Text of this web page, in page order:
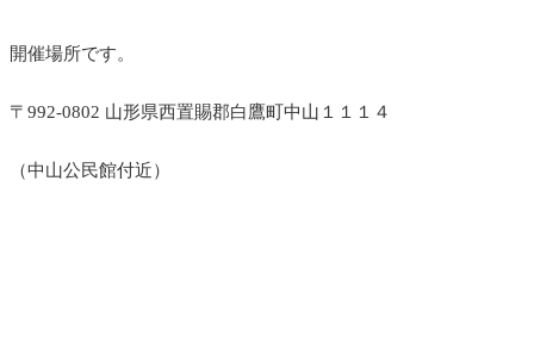
開催場所です。
〒992-0802 山形県西置賜郡白鷹町中山１１１４
（中山公民館付近）